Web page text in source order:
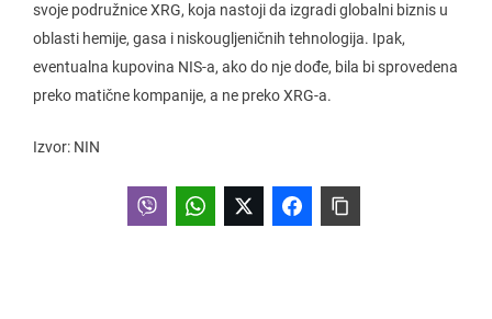
svoje podružnice XRG, koja nastoji da izgradi globalni biznis u
oblasti hemije, gasa i niskougljeničnih tehnologija. Ipak,
eventualna kupovina NIS-a, ako do nje dođe, bila bi sprovedena
preko matične kompanije, a ne preko XRG-a.
Izvor: NIN